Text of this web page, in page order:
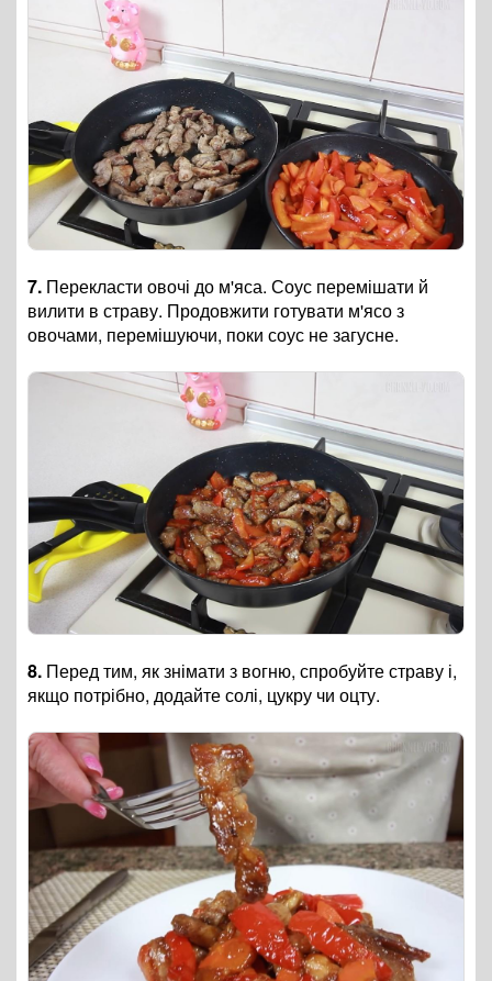
7. Перекласти овочі до м'яса. Соус перемішати й
вилити в страву. Продовжити готувати м'ясо з
овочами, перемішуючи, поки соус не загусне.
8. Перед тим, як знімати з вогню, спробуйте страву і,
якщо потрібно, додайте солі, цукру чи оцту.